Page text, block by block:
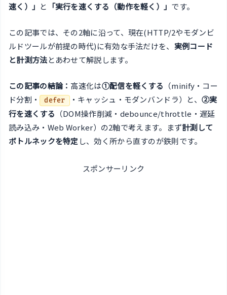
ル
速く）」 と 「実行を速くする（動作を軽く）」 です。
この記事では、その2軸に沿って、現在(HTTP/2やモダンビ
ルドツールが前提の時代)に有効な手法だけを、 実例コード
と計測方法とあわせて解説します。
この記事の結論： 高速化は①配信を軽くする （minify・コー
ド分割・ defer ・キャッシュ・モダンバンドラ）と、 ②実
行を速くする （DOM操作削減・debounce/throttle・遅延
読み込み・Web Worker）の2軸で考えます。まず計測して
ボトルネックを特定 し、効く所から直すのが鉄則です。
スポンサーリンク